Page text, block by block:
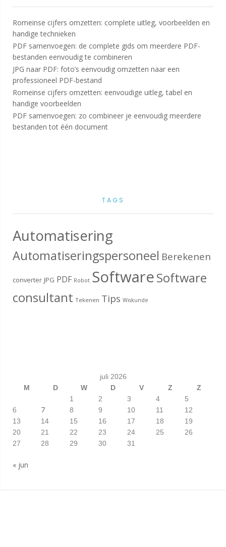
Romeinse cijfers omzetten: complete uitleg, voorbeelden en
handige technieken
PDF samenvoegen: de complete gids om meerdere PDF-
bestanden eenvoudig te combineren
JPG naar PDF: foto’s eenvoudig omzetten naar een
professioneel PDF-bestand
Romeinse cijfers omzetten: eenvoudige uitleg, tabel en
handige voorbeelden
PDF samenvoegen: zo combineer je eenvoudig meerdere
bestanden tot één document
TAGS
Automatisering
Automatiseringspersoneel Berekenen
converter JPG PDF Robot SoftwareSoftware
consultant Tekenen Tips Wiskunde
juli 2026
M
D W D V Z
Z
1
2 3 4
5
6
7 8 9 10 11
12
13
14 15 16 17 18
19
20
21 22 23 24 25
26
27
28 29 30 31
« jun